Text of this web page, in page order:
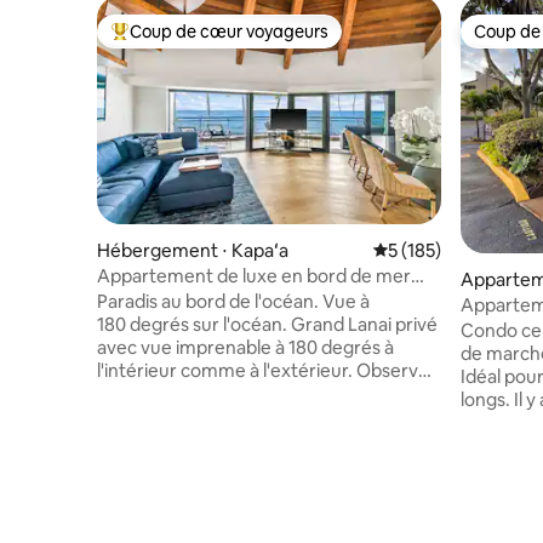
Coups de cœur voyageurs les plus appréciés
Coup de cœur voyageurs
Hébergement ⋅ Kapaʻa Évaluation
5 (185)
Appartement de luxe en bord de mer
avec vue panoramique et climatisation
Paradis au bord de l'océan. Vue à
180 degrés sur l'océan. Grand Lanai privé
avec vue imprenable à 180 degrés à
l'intérieur comme à l'extérieur. Observez
Coup
Coup
Koloa
l'eau à
Condo
de
Idéal
longs. Il